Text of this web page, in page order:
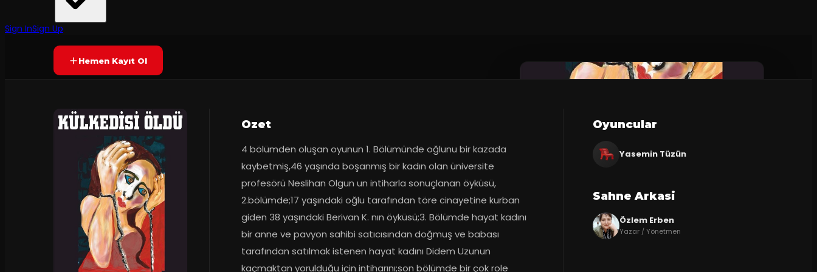
Sign InSign UpYAKINDA Yetersiz oy
Hemen Kayıt Ol
Ozet
4 bölümden oluşan oyunun 1. Bölümünde oğlunu bir kazada
kaybetmiş,46 yaşında boşanmış bir kadın olan üniversite
profesörü Neslihan Olgun un intiharla sonuçlanan öyküsü,
2.bölümde;17 yaşındaki oğlu tarafından töre cinayetine kurban
giden 38 yaşındaki Berivan K. nın öyküsü;3. Bölümde hayat kadını
bir anne ve pavyon sahibi satıcısından doğmuş ve babası
tarafından satılmak istenen hayat kadını Didem Uzunun
kaçmaktan yorulduğu için intiharını;son bölümde bir çok role
Oyuncular
Yasemin Tüzün
Sahne Arkasi
Özlem Erben
Yazar / Yönetmen